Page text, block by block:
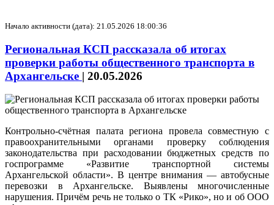
Начало активности (дата): 21.05.2026 18:00:36
Региональная КСП рассказала об итогах
проверки работы общественного транспорта в
Архангельске | 20.05.2026
Контрольно-счётная палата региона провела совместную с
правоохранительными органами проверку соблюдения
законодательства при расходовании бюджетных средств по
госпрограмме «Развитие транспортной системы
Архангельской области». В центре внимания — автобусные
перевозки в Архангельске. Выявлены многочисленные
нарушения. Причём речь не только о ТК «Рико», но и об ООО